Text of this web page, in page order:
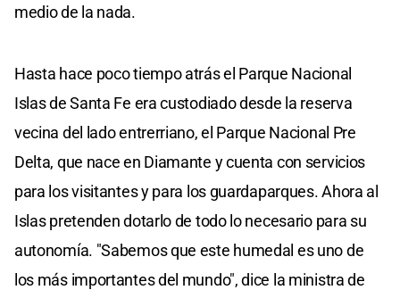
medio de la nada.
Hasta hace poco tiempo atrás el Parque Nacional
Islas de Santa Fe era custodiado desde la reserva
vecina del lado entrerriano, el Parque Nacional Pre
Delta, que nace en Diamante y cuenta con servicios
para los visitantes y para los guardaparques. Ahora al
Islas pretenden dotarlo de todo lo necesario para su
autonomía. "Sabemos que este humedal es uno de
los más importantes del mundo", dice la ministra de